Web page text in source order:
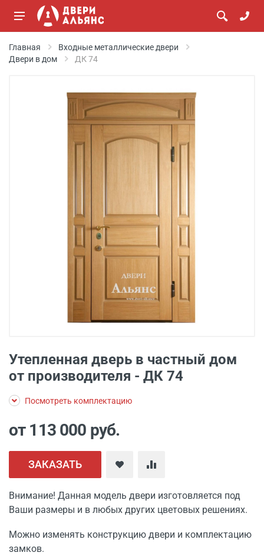
Главная
Входные металлические двери
Двери в дом
ДК 74
Утепленная дверь в частный дом
от производителя - ДК 74
Посмотреть комплектацию
от 113 000 руб.
ЗАКАЗАТЬ
Внимание! Данная модель двери изготовляется под
Ваши размеры и в любых других цветовых решениях.
Можно изменять конструкцию двери и комплектацию
замков.